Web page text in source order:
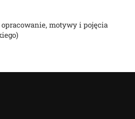
opracowanie, motywy i pojęcia